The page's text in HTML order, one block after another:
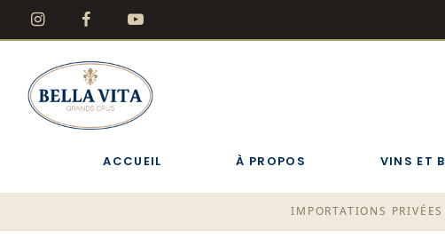
ACCUEIL À PROPOS VINS ET
IMPORTATIONS